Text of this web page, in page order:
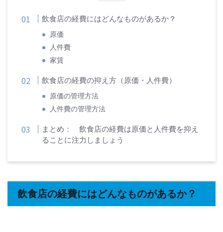
飲食店の経費にはどんなものがあるか？
原価
人件費
家賃
飲食店の経費の抑え方（原価・人件費）
原価の管理方法
人件費の管理方法
まとめ： 飲食店の経費は原価と人件費を抑え
ることに注力しましょう
飲食店の経費にはどんなものがあるか？